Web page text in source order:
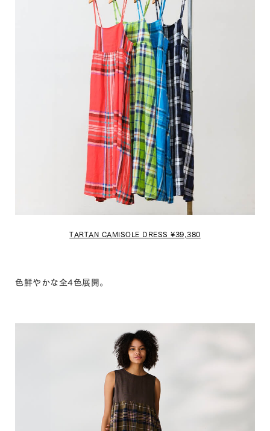
TARTAN CAMISOLE DRESS ¥39,380
色鮮やかな全4色展開。